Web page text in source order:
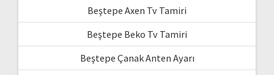
Beştepe Axen Tv Tamiri
Beştepe Beko Tv Tamiri
Beştepe Çanak Anten Ayarı